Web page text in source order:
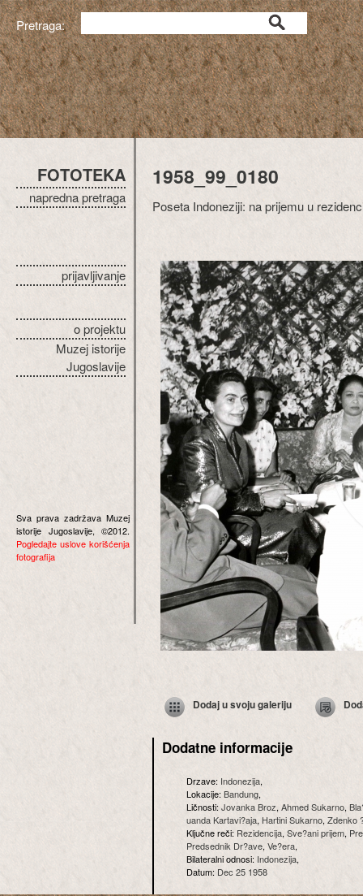
Pretraga:
FOTOTEKA
napredna pretraga
prijavljivanje
o projektu
Muzej istorije
Jugoslavije
Sva prava zadržava Muzej
istorije Jugoslavije, ©2012.
Pogledajte uslove korišćenja
fotografija
1958_99_0180
Poseta Indoneziji: na prijemu u
Dodaj u svoju galeriju
Dodatne informacije
Drzave: Indonezija,
Lokacije:Bandung,
Ličnosti:Jovanka Broz, Ahmed Sukarno,
uanda Kartavi?aja, Hartini Sukarno, Zdenko
Ključne reči: Rezidencija, Sve?ani prijem,
Predsednik Dr?ave, Ve?era,
Bilateralni odnosi: Indonezija,
Datum: Dec 25 1958